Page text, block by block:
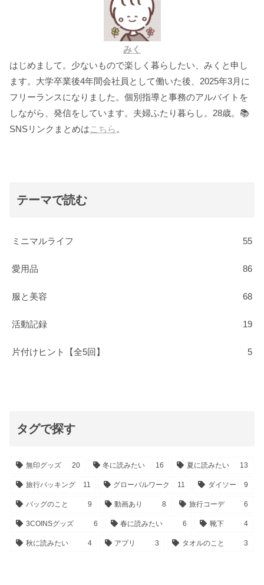
みく
はじめまして。少ないもので楽しく暮らしたい、みくと申し
ます。大学卒業後4年間会社員として働いた後、2025年3月に
フリーランスになりました。個別指導と事務のアルバイトを
しながら、発信をしています。夫婦ふたり暮らし。28歳。📚
SNSリンクまとめはこちら 。
テーマで読む
ミニマルライフ 55
愛用品 86
服と美容 68
活動記録 19
片付けヒント【全5回】 5
タグで探す
無印グッズ 20 冬に読みたい 16 夏に読みたい 13
旅行パッキング 11 グローバルワーク 11 ダイソー 9
バッグのこと 9 動画あり 8 旅行コーデ 6
3COINSグッズ 6 春に読みたい 6 靴下 4
秋に読みたい 4 アプリ 3 タオルのこと 3